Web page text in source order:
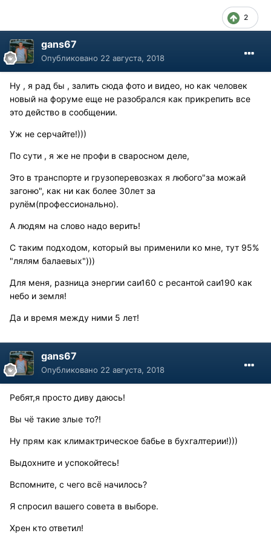
2
gans67
Опубликовано 22 августа, 2018
Ну , я рад бы , залить сюда фото и видео, но как человек
новый на форуме еще не разобрался как прикрепить все
это действо в сообщении.
Уж не серчайте!)))
По сути , я же не профи в сваросном деле,
Это в транспорте и грузоперевозках я любого"за можай
загоню", как ни как более 30лет за
рулём(профессионально).
А людям на слово надо верить!
С таким подходом, который вы применили ко мне, тут 95%
"лялям балаевых")))
Для меня, разница энергии саи160 с ресантой саи190 как
небо и земля!
Да и время между ними 5 лет!
gans67
Опубликовано 22 августа, 2018
Ребят,я просто диву даюсь!
Вы чё такие злые то?!
Ну прям как климактрическое бабье в бухгалтерии!)))
Выдохните и успокойтесь!
Вспомните, с чего всё начилось?
Я спросил вашего совета в выборе.
Хрен кто ответил!